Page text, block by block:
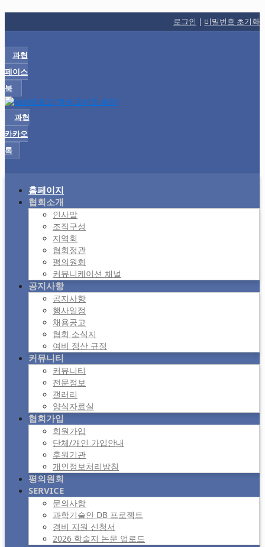
로그인 | 비밀번호 초기화
과협
페이스
북
과협
카카오
톡
홈페이지
협회소개
인사말
조직구성
지역회
협회정관
평의원회
커뮤니케이션 채널
공지사항
공지사항
행사일정
채용공고
협회 소식지
여비 정산 규정
커뮤니티
커뮤니티
전문정보
갤러리
양식자료실
협회가입
회원가입
단체/개인 가입안내
후원기관
개인정보처리방침
평의원회
SERVICE
문의사항
과학기술인 DB 프로젝트
경비 지원 신청서
2026 학술지 논문 업로드